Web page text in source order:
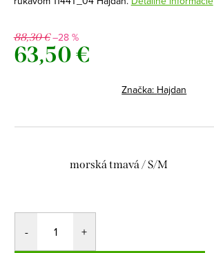
88,30 €–28 %
63,50 €
Značka: Hajdan
morská tmavá / S/M